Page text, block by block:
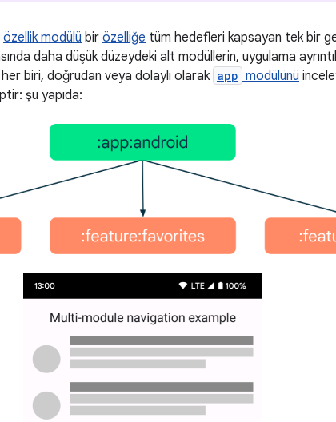
özellik modülü bir özelliğe tüm hedefleri kapsayan tek bir
daha düşük düzeydeki alt modüllerin, uygulama
biri, doğrudan veya dolaylı olarak app modülünü
şu yapıda: